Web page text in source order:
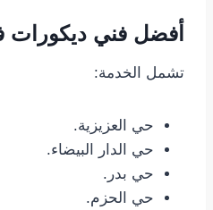
أفضل فني
تشمل الخدمة:
حي العزيزية.
حي الدار البيضاء.
حي بدر.
حي الحزم.